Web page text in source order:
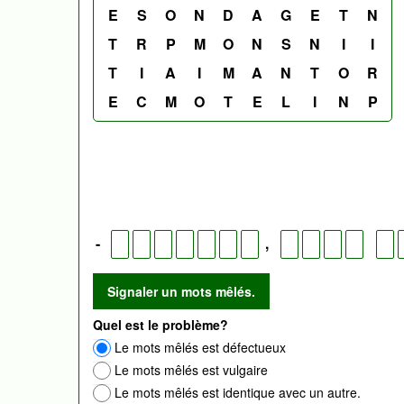
E S O N D A G E T
N
T
R P M O N S N I
I
T
I A I M A N T O
R
E
C M O T E L I N P
- ,
Quel est le problème?
Le mots mêlés est défectueux
Le mots mêlés est vulgaire
Le mots mêlés est identique avec un autre.